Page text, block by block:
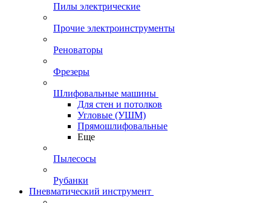
Пилы электрические
Прочие электроинструменты
Реноваторы
Фрезеры
Шлифовальные машины
Для стен и потолков
Угловые (УШМ)
Прямошлифовальные
Еще
Пылесосы
Рубанки
Пневматический инструмент